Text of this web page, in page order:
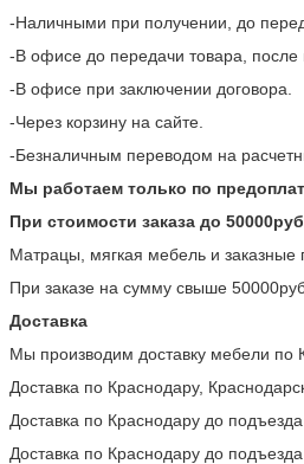
-Наличными при получении, до
-В офисе до передачи товара, после
-В офисе при заключении договора.
-Через корзину на сайте.
-Безналичным переводом на
Мы работаем только по
При стоимости заказа до
Матрацы, мягкая мебель и заказные
При заказе на сумму свыше
Доставка
Мы производим доставку мебели по
Доставка по Краснодару,
Доставка по Краснодару до
Доставка по Краснодару до